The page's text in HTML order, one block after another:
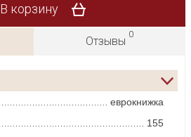
В корзину
Отзывы
0
еврокнижка
155